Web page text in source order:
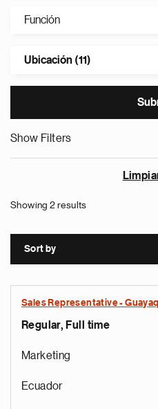
Función
Ubicación (11)
Show Filters
Showing 2 results
Sort by
Sales Representative -
Regular, Full time
Marketing
Ecuador